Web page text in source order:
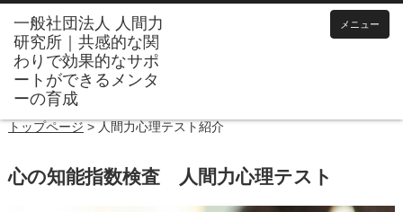
メニュー
トップページ > 人間力心理テスト紹介
心の知能指数検査 人間力心理テスト